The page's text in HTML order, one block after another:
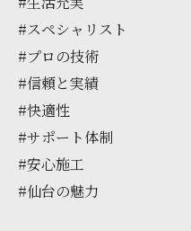
#スペシャリスト
#プロの技術
#信頼と実績
#快適性
#サポート体制
#安心施工
#仙台の魅力